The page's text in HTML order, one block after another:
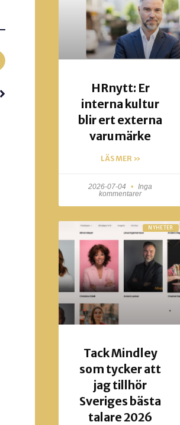
HRnytt: Er
interna kultur
blir ert externa
varumärke
LÄS MER »
2026-07-04
Inga
kommentarer
NYHETER
Tack Mindley
som tycker att
jag tillhör
Sveriges bästa
talare 2026